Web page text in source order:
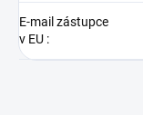
E-mail zástupce
v EU :